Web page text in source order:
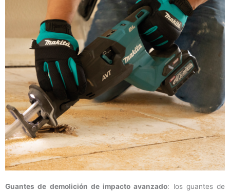
Guantes de demolición de impacto avanzado: los guantes de